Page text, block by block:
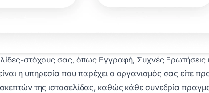
στόχους σας, όπως Εγγραφή, Συχνές Ερωτήσεις
η υπηρεσία που παρέχει ο οργανισμός σας είτε
της ιστοσελίδας, καθώς κάθε συνεδρία